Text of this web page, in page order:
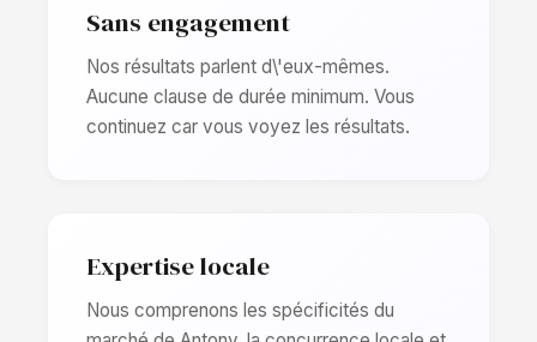
Sans engagement
Nos résultats parlent d\'eux-mêmes.
Aucune clause de durée minimum. Vous
continuez car vous voyez les résultats.
Expertise locale
Nous comprenons les spécificités du